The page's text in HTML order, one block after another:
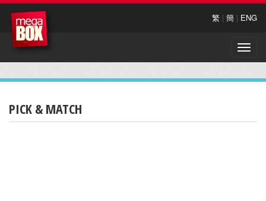
繁 | 簡 | ENG
Toggle
PICK & MATCH